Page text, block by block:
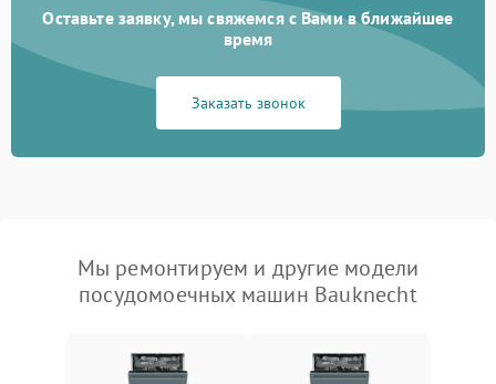
Оставьте заявку, мы свяжемся с Вами в ближайшее
время
Заказать звонок
Мы ремонтируем и другие модели
посудомоечных машин Bauknecht